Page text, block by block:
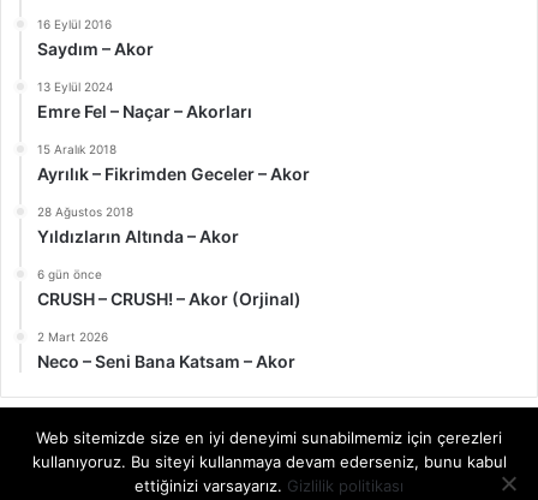
16 Eylül 2016
Saydım – Akor
13 Eylül 2024
Emre Fel – Naçar – Akorları
15 Aralık 2018
Ayrılık – Fikrimden Geceler – Akor
28 Ağustos 2018
Yıldızların Altında – Akor
6 gün önce
CRUSH – CRUSH! – Akor (Orjinal)
2 Mart 2026
Neco – Seni Bana Katsam – Akor
© Telif Hakkı 2026, Tüm Hakları Saklıdır | akor.gitaregitim.net |
Web sitemizde size en iyi deneyimi sunabilmemiz için çerezleri
kullanıyoruz. Bu siteyi kullanmaya devam ederseniz, bunu kabul
ettiğinizi varsayarız. Gizlilik politikası